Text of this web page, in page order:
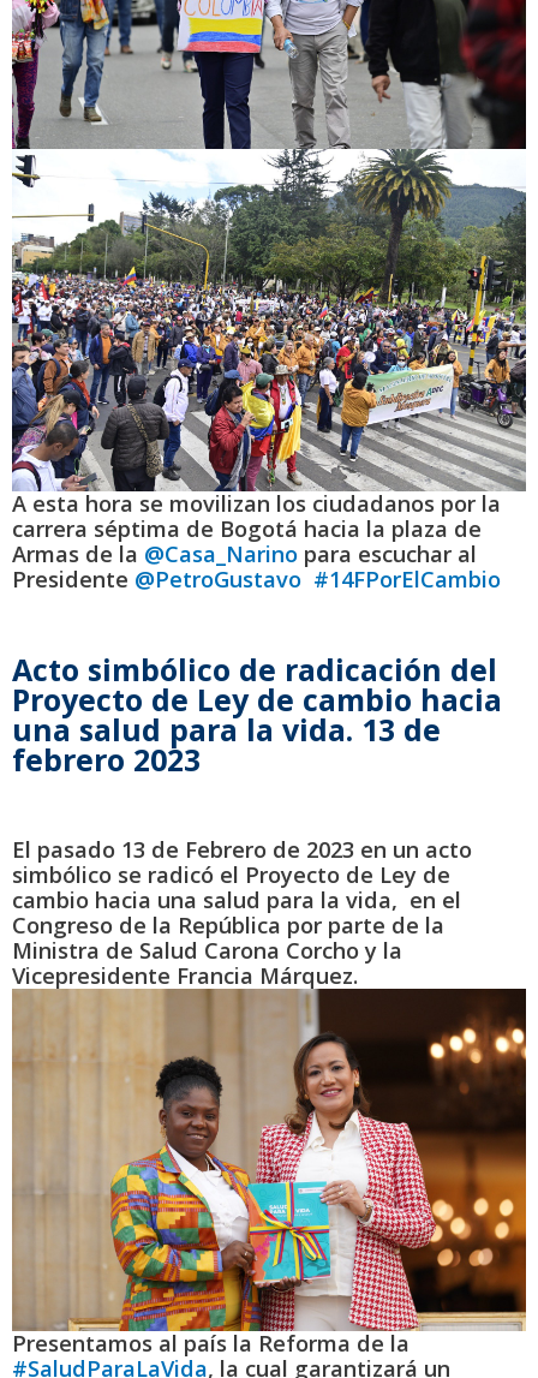
A esta hora se movilizan los ciudadanos por la
carrera séptima de Bogotá hacia la plaza de
Armas de la @Casa_Narino para escuchar al
Presidente @PetroGustavo #14FPorElCambio
Acto simbólico de radicación del
Proyecto de Ley de cambio hacia
una salud para la vida. 13 de
febrero 2023
El pasado 13 de Febrero de 2023 en un acto
simbólico se radicó el Proyecto de Ley de
cambio hacia una salud para la vida, en el
Congreso de la República por parte de la
Ministra de Salud Carona Corcho y la
Vicepresidente Francia Márquez.
Presentamos al país la Reforma de la
#SaludParaLaVida, la cual garantizará un